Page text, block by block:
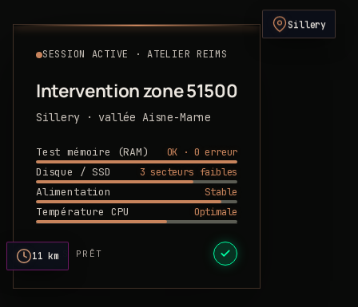
SESSION ACTIVE · ATELIER REIMS
Intervention zone 51500
Sillery · vallée Aisne-Marne
Test mémoire (RAM)
OK · 0 erreur
Disque / SSD
3 secteurs faibles
Alimentation
Stable
Température CPU
Optimale
DEVIS PRÊT
Sillery
11 km